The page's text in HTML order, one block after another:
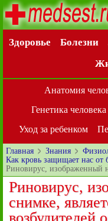
Здоровье Болезни
Анатомия
Генетика человека
Уход за ребенком
Главная Знания
Как кровь защищает нас
Риновирус, изображенный
Риновирус,
снимке,